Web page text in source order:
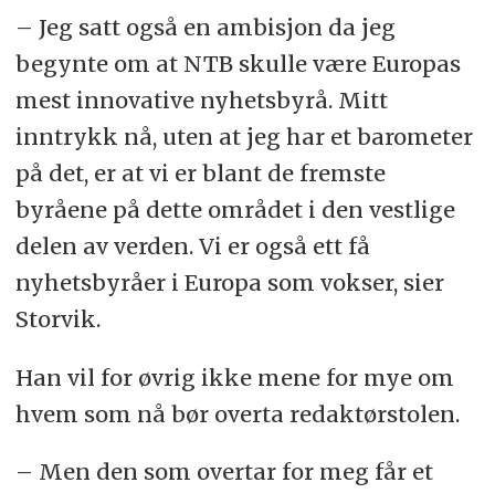
– Jeg satt også en ambisjon da jeg
begynte om at NTB skulle være Europas
mest innovative nyhetsbyrå. Mitt
inntrykk nå, uten at jeg har et barometer
på det, er at vi er blant de fremste
byråene på dette området i den vestlige
delen av verden. Vi er også ett få
nyhetsbyråer i Europa som vokser, sier
Storvik.
Han vil for øvrig ikke mene for mye om
hvem som nå bør overta redaktørstolen.
– Men den som overtar for meg får et